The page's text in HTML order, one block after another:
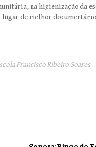
na higienização da
de melhor
Francisco Ribeiro Soares